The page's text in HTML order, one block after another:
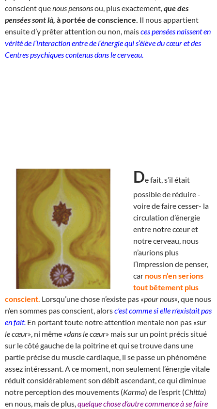
conscient quenous pensonsou, plus exactement, que des
pensées sont là, à portée de conscience. Il nous appartient
ensuite d’y prêter attention ou non, maisces pensées naissent en
vérité de l’interaction entre de l’énergie qui s’élève du cœur et des
Centres psychiques contenus dans le cerveau.
De fait, s’il était
possible de réduire -
voire de faire cesser- la
circulation d’énergie
entre notre cœur et
notre cerveau, nous
n’aurions plus
l’impression de penser,
car nous n’en serions
tout bêtement plus
conscient. Lorsqu’une chose n’existe pas «pour nous» , que nous
n’en sommes pas conscient, alorsc’est comme si elle n’existait pas
en fait. En portant toute notre attention mentale non pas «sur
le cœur» , ni même «dans le cœur» mais sur un point précis situé
sur le côté gauche de la poitrine et qui se trouve dans une
partie précise du muscle cardiaque, il se passe un phénomène
assez intéressant. A ce moment, non seulement l’énergie vitale
réduit considérablement son débit ascendant, ce qui diminue
notre perception des mouvements (Karma) de l’esprit (Chitta)
en nous, mais de plus, quelque chose d’autre commence à se faire